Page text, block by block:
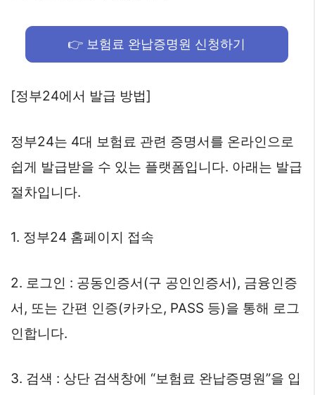
👉 보험료 완납증명원 신청하기
[정부24에서 발급 방법]
정부24는 4대 보험료 관련 증명서를 온라인으로
쉽게 발급받을 수 있는 플랫폼입니다. 아래는 발급
절차입니다.
1. 정부24 홈페이지 접속
2. 로그인 : 공동인증서(구 공인인증서), 금융인증
서, 또는 간편 인증(카카오, PASS 등)을 통해 로그
인합니다.
3. 검색 : 상단 검색창에 “보험료 완납증명원”을 입